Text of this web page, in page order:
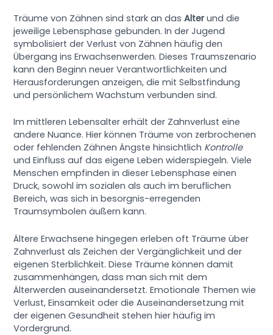
Träume von Zähnen sind stark an dasAlterund die
jeweilige Lebensphase gebunden. In der Jugend
symbolisiert der Verlust von Zähnen häufig den
Übergang ins Erwachsenwerden. Dieses Traumszenario
kann den Beginn neuer Verantwortlichkeiten und
Herausforderungen anzeigen, die mit Selbstfindung
und persönlichem Wachstum verbunden sind.
Im mittleren Lebensalter erhält der Zahnverlust eine
andere Nuance. Hier können Träume von zerbrochenen
oder fehlenden Zähnen Ängste hinsichtlich Kontrolle
und Einfluss auf das eigene Leben widerspiegeln. Viele
Menschen empfinden in dieser Lebensphase einen
Druck, sowohl im sozialen als auch im beruflichen
Bereich, was sich in besorgnis-erregenden
Traumsymbolen äußern kann.
Ältere Erwachsene hingegen erleben oft Träume über
Zahnverlust als Zeichen der Vergänglichkeit und der
eigenen Sterblichkeit. Diese Träume können damit
zusammenhängen, dass man sich mit dem
Älterwerden auseinandersetzt. Emotionale Themen wie
Verlust, Einsamkeit oder die Auseinandersetzung mit
der eigenen Gesundheit stehen hier häufig im
Vordergrund.